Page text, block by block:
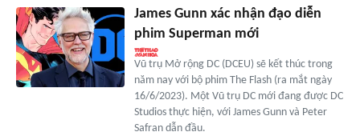
James Gunn xác nhận đạo diễn
phim Superman mới
Vũ trụ Mở rộng DC (DCEU) sẽ kết thúc trong
năm nay với bộ phim The Flash (ra mắt ngày
16/6/2023). Một Vũ trụ DC mới đang được DC
Studios thực hiện, với James Gunn và Peter
Safran dẫn đầu.